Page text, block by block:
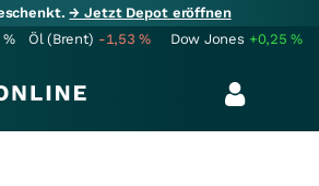
→ Jetzt Depot eröffnen
% Öl (Brent) -1,53% Dow Jones +0,25%